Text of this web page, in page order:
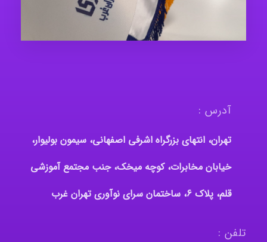
آدرس :
تهران، انتهای بزرگراه اشرفی اصفهانی، سیمون بولیوار،
خیابان مخابرات، کوچه میخک، جنب مجتمع آموزشی
قلم، پلاک 6، ساختمان سرای نوآوری تهران غرب
تلفن :